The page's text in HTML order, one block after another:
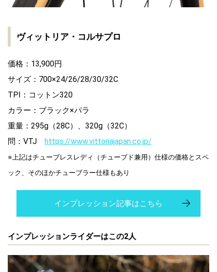
ヴィットリア・コルサプロ
価格：13,900円
サイズ：700×24/26/28/30/32C
TPI：コットン320
カラー：ブラック×パラ
重量：295g（28C）、320g（32C）
問：VTJ https://www.vittoriajapan.co.jp/
※上記はチューブレスレディ（チューブド兼用）仕様の価格とスペ
ック、そのほかチューブラー仕様もあり
インプレッション記事はこちら
インプレッションライダーはこの2人